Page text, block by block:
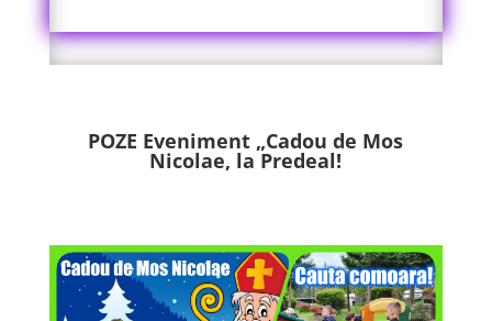
POZE Eveniment „Cadou de Mos
Nicolae, la Predeal!